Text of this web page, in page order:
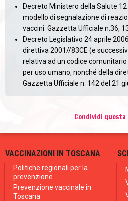
Decreto Ministero della Salute
modello di segnalazione di
vaccini. Gazzetta Ufficiale n.36,
Decreto Legislativo 24 aprile
direttiva 2001//83CE (e
relativa ad un codice
per uso umano, nonché della
Gazzetta Ufficiale n. 142 del 21
Condividi questa
VACCINAZIONI IN TOSCANA
Politiche regionali per la
prevenzione
Prevenzione vaccinale in
Toscana